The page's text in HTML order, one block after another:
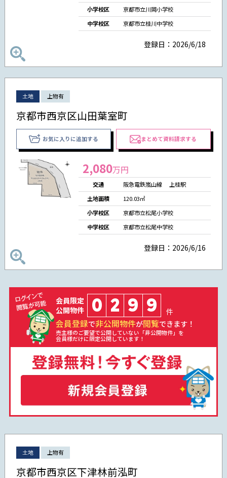
小学校区
京都市立川岡小学校
中学校区
京都市立桂川中学校
登録日：2026/6/18
土地 上物有
京都市西京区山田葉室町
お気に入りに追加する まとめて資料請求する
2,080万円
交通
阪急電鉄嵐山線 上桂駅
土地面積
120.03㎡
小学校区
京都市立松尾小学校
中学校区
京都市立松尾中学校
登録日：2026/6/16
会員限定
公開物件
0 2 9 9 件
会員登録で非公開物件が閲覧できます！
売主様のご要望で公開していない「非公開物件」を
会員様だけに限定公開しています！
土地 上物有
京都市西京区下津林前泓町